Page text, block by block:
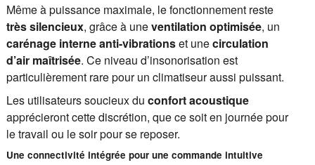
Même à puissance maximale, le fonctionnement reste
très silencieux, grâce à uneventilation optimisée, un
carénage interne anti-vibrationset unecirculation
d’air maîtrisée. Ce niveau d’insonorisation est
particulièrement rare pour un climatiseur aussi puissant.
Les utilisateurs soucieux du confort acoustique
apprécieront cette discrétion, que ce soit en journée pour
le travail ou le soir pour se reposer.
Une connectivité intégrée pour une commande intuitive